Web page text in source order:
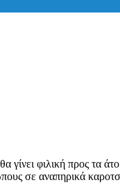
φιλική προς τα
σε αναπηρικά